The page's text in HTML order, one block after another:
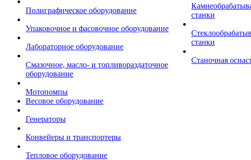
Полиграфическое оборудование
Упаковочное и фасовочное оборудование
Лабораторное оборудование
Смазочное, масло- и топливораздаточное
оборудование
Мотопомпы
Весовое оборудование
Генераторы
Конвейеры и транспортеры
Тепловое оборудование
станки
станки
Станочная